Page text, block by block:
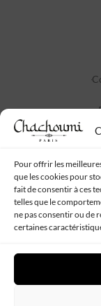
Pour offrir les
que les cookies pour
fait de consentir à ces
telles que le
ne pas consentir ou de
certaines
Chachoumi Tous